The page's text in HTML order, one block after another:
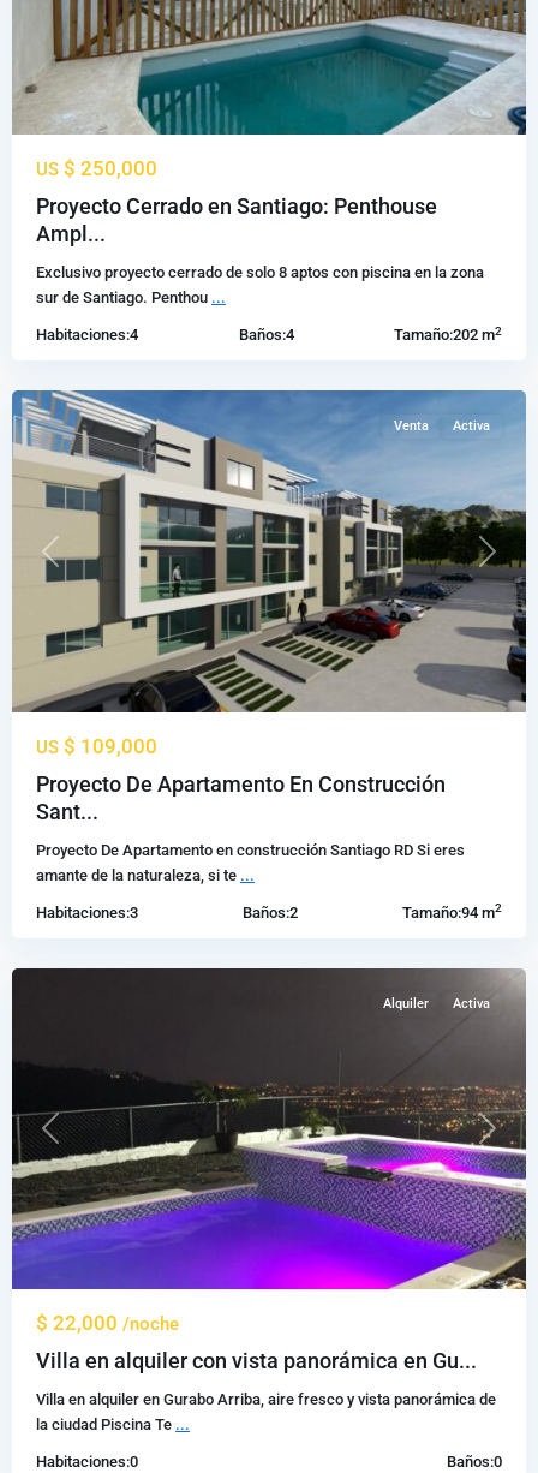
US $ 250,000
Proyecto Cerrado en Santiago: Penthouse
Ampl...
Exclusivo proyecto cerrado de solo 8 aptos con piscina en la zona
sur de Santiago. Penthou ...
Habitaciones:4 Baños:4 Tamaño:202 m2
los
Previous Next
Venta Activa
US $ 109,000
Proyecto De Apartamento En Construcción
Sant...
Proyecto De Apartamento en construcción Santiago RD Si eres
amante de la naturaleza, si te ...
Habitaciones:3 Baños:2 Tamaño:94 m2
En
Venta
Gurabo
Santiago
los
Previous Next
Alquiler Activa
$ 22,000 /noche
Villa en alquiler con vista panorámica en Gu...
Villa en alquiler en Gurabo Arriba, aire fresco y vista panorámica de
la ciudad Piscina Te ...
Habitaciones:0 Baños:0